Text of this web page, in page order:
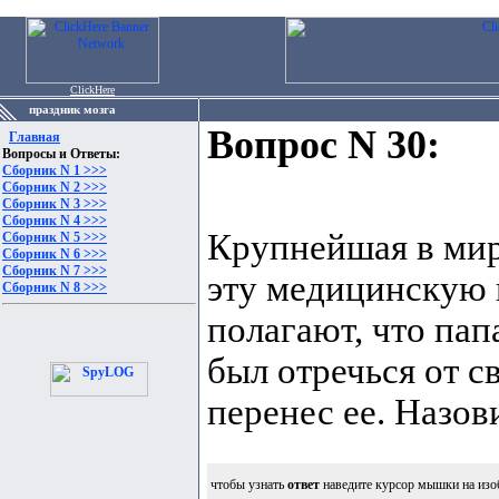
ClickHere
праздник мозга
Главная
Вопросы и Ответы:
Сборник N 1 >>>
Сборник N 2 >>>
Сборник N 3 >>>
Сборник N 4 >>>
Сборник N 5 >>>
Сборник N 6 >>>
Сборник N 7 >>>
Сборник N 8 >>>
Вопрос N 30:
Крупнейшая в
эту
полагают, что
был отречься от
перенес ее.
чтобы узнать ответ наведите курсор мышки на